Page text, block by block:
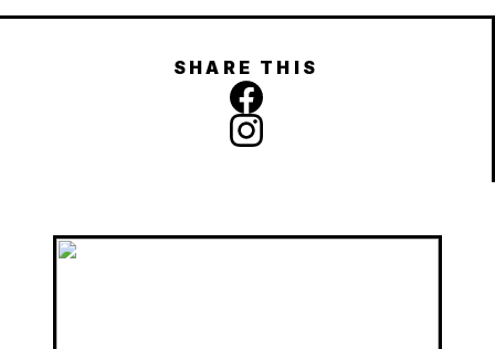
SHARE THIS